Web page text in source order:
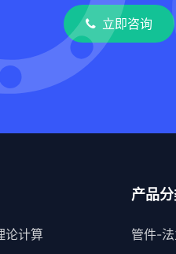
立即咨询
论计算
产品
管件-